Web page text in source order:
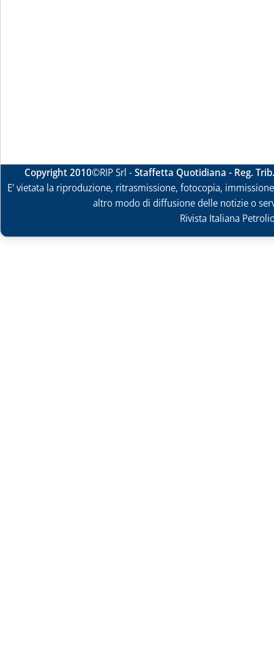
Copyright 2010©RIP Srl -Staffetta Quotidiana - Reg.
E' vietata la riproduzione, ritrasmissione, fotocopia,
altro modo di diffusione delle notizie o
Rivista Italiana